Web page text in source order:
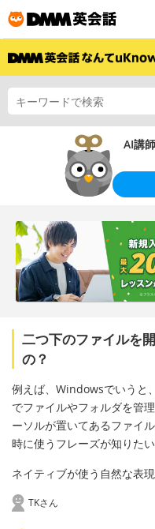
AI講
二つ下のファイルを
の？
例えば、Windowsでいう
でファイルやフォルダを管
ーソルが置いてあるファイ
時に使うフレーズが知りたい
ネイティブが使う自然な表現
TKさん